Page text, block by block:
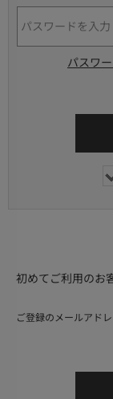
パスワ
初めてご利用のお
ご登録のメールアド